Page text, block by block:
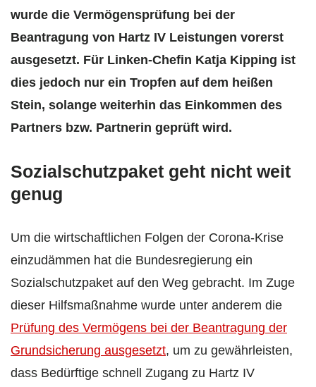
wurde die Vermögensprüfung bei der
Beantragung von Hartz IV Leistungen vorerst
ausgesetzt. Für Linken-Chefin Katja Kipping ist
dies jedoch nur ein Tropfen auf dem heißen
Stein, solange weiterhin das Einkommen des
Partners bzw. Partnerin geprüft wird.
Sozialschutzpaket geht nicht weit
genug
Um die wirtschaftlichen Folgen der Corona-Krise
einzudämmen hat die Bundesregierung ein
Sozialschutzpaket auf den Weg gebracht. Im Zuge
dieser Hilfsmaßnahme wurde unter anderem die
Prüfung des Vermögens bei der Beantragung der
Grundsicherung ausgesetzt, um zu gewährleisten,
dass Bedürftige schnell Zugang zu Hartz IV